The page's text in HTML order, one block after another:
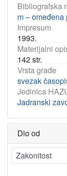
Bibliografska
m –
Impresum
1993.
Materijalni
142 str.
Vrsta građe
svezak
Jedinica
Jadranski
Dio od
Zakonitost